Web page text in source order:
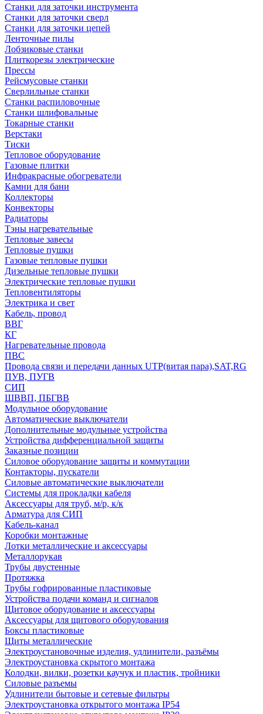
Станки для заточки инструмента
Станки для заточки сверл
Станки для заточки цепей
Ленточные пилы
Лобзиковые станки
Плиткорезы электрические
Прессы
Рейсмусовые станки
Сверлильные станки
Станки распиловочные
Станки шлифовальные
Токарные станки
Верстаки
Тиски
Тепловое оборудование
Газовые плитки
Инфракрасные обогреватели
Камни для бани
Коллекторы
Конвекторы
Радиаторы
Тэны нагревательные
Тепловые завесы
Тепловые пушки
Газовые тепловые пушки
Дизельные тепловые пушки
Электрические тепловые пушки
Тепловентиляторы
Электрика и свет
Кабель, провод
ВВГ
КГ
Нагревательные провода
ПВС
Провода связи и передачи данных UTP(витая пара),SAT,RG
ПУВ, ПУГВ
СИП
ШВВП, ПБГВВ
Модульное оборудование
Автоматические выключатели
Дополнительные модульные устройства
Устройства дифференциальной защиты
Заказные позиции
Силовое оборудование защиты и коммутации
Контакторы, пускатели
Силовые автоматические выключатели
Системы для прокладки кабеля
Аксессуары для труб, м/р, к/к
Арматура для СИП
Кабель-канал
Коробки монтажные
Лотки металлические и аксессуары
Металлорукав
Трубы двустенные
Протяжка
Трубы гофрированные пластиковые
Устройства подачи команд и сигналов
Щитовое оборудование и аксессуары
Аксессуары для щитового оборудования
Боксы пластиковые
Щиты металлические
Электроустановочные изделия, удлинители, разъёмы
Электроустановка скрытого монтажа
Колодки, вилки, розетки каучук и пластик, тройники
Силовые разъемы
Удлинители бытовые и сетевые фильтры
Электроустановка открытого монтажа IP54